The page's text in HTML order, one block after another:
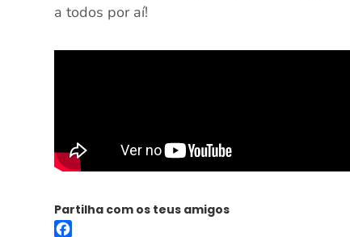
a todos por aí!
Partilha com os teus amigos